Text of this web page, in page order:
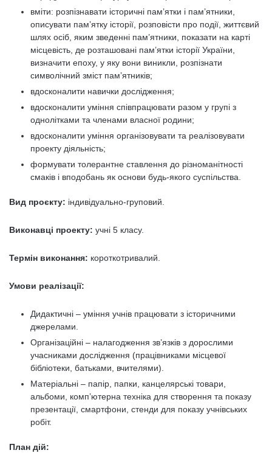
вміти: розпізнавати історичні пам’ятки і пам’ятники,
описувати пам’ятку історії, розповісти про події, життєвий
шлях осіб, яким зведенні пам’ятники, показати на карті
місцевість, де розташовані пам’ятки історії України,
визначити епоху, у яку вони виникли, розпізнати
символічний зміст пам’ятників;
вдосконалити навички дослідження;
вдосконалити уміння співпрацювати разом у групі з
однолітками та членами власної родини;
вдосконалити уміння організовувати та реалізовувати
проекту діяльність;
формувати толерантне ставлення до різноманітності
смаків і вподобань як основи будь-якого суспільства.
Вид проєкту: індивідуально-груповий.
Виконавці проекту: учні 5 класу.
Термін виконання: короткотривалий.
Умови реалізації:
Дидактичні – уміння учнів працювати з історичними
джерелами.
Організаційні – налагодження зв’язків з дорослими
учасниками дослідження (працівниками місцевої
бібліотеки, батьками, вчителями).
Матеріальні – папір, папки, канцелярські товари,
альбоми, комп’ютерна техніка для створення та показу
презентації, смартфони, стенди для показу учнівських
робіт.
План дій: